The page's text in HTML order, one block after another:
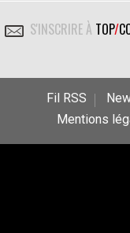
S'INSCRIRE À TOP/
Fil RSS
Mentions